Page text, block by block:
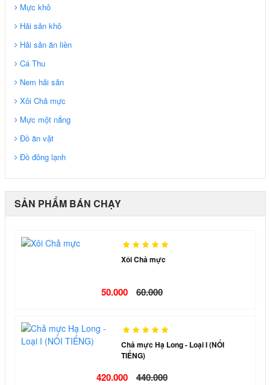
Mực khô
Hải sản khô
Hải sản ăn liền
Cá Thu
Nem hải sản
Xôi Chả mực
Mực một nắng
Đồ ăn vặt
Đồ đông lạnh
SẢN PHẨM BÁN CHẠY
Xôi Chả mực
50.000 60.000
Chả mực Hạ Long - Loại I (NỔI
TIẾNG)
420.000 440.000